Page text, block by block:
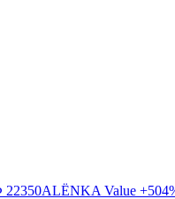
22350ALЁNKA Value